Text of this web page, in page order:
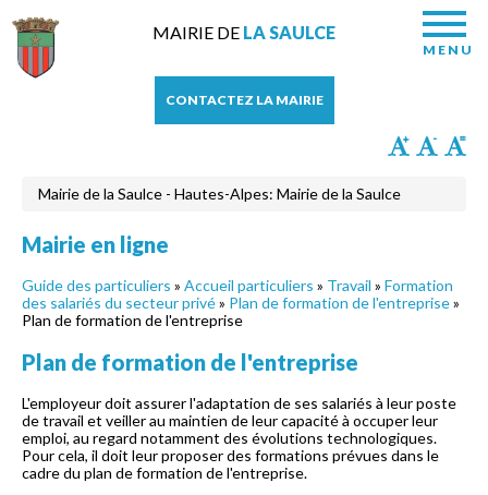
MAIRIE DE LA SAULCE
MENU
CONTACTEZ LA MAIRIE
Mairie de la Saulce - Hautes-Alpes: Mairie de la Saulce
Mairie en ligne
Guide des particuliers » Accueil particuliers » Travail » Formation
des salariés du secteur privé» Plan de formation de l'entreprise»
Plan de formation de l'entreprise
Plan de formation de l'entreprise
L'employeur doit assurer l'adaptation de ses salariés à leur poste
de travail et veiller au maintien de leur capacité à occuper leur
emploi, au regard notamment des évolutions technologiques.
Pour cela, il doit leur proposer des formations prévues dans le
cadre du plan de formation de l'entreprise.